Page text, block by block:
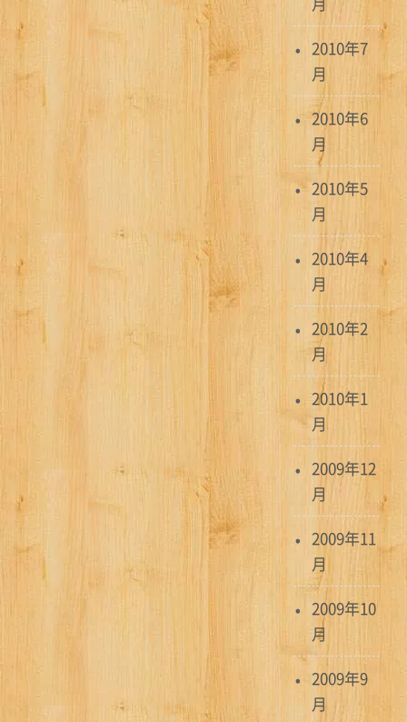
2010年7
月
2010年6
月
2010年5
月
2010年4
月
2010年2
月
2010年1
月
2009年12
月
2009年11
月
2009年10
月
2009年9
月